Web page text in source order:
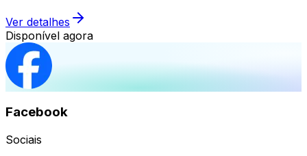
Ver detalhes
Disponível agora
Facebook
Sociais